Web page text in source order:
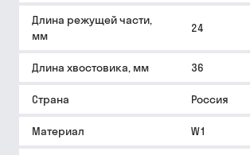
Длина режущей части,
мм
24
Длина хвостовика, мм 36
Страна Россия
Материал W1